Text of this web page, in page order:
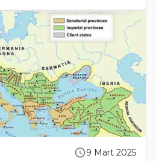
9 Mart 2025